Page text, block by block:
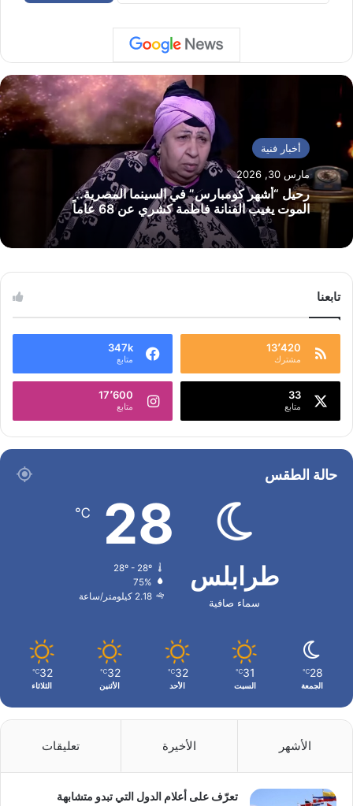
أخبار فنية
مارس 30, 2026
رحيل “أشهر كومبارس” في السينما المصرية..
الموت يغيب الفنانة فاطمة كشري عن 68 عاماً
تابعنا
13٬420
مشترك
347k
متابع
33
متابع
17٬600
متابع
حالة الطقس
طرابلس
سماء صافية
28
℃
28º - 28º
75%
2.18 كيلومتر/ساعة
28
℃
الجمعة
31
℃
السبت
32
℃
الأحد
32
℃
الأثنين
32
℃
الثلاثاء
الأشهر الأخيرة تعليقات
تعرّف على أعلام الدول التي تبدو متشابهة